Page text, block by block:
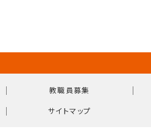
｜ 教職員募集 ｜
｜ サイトマップ